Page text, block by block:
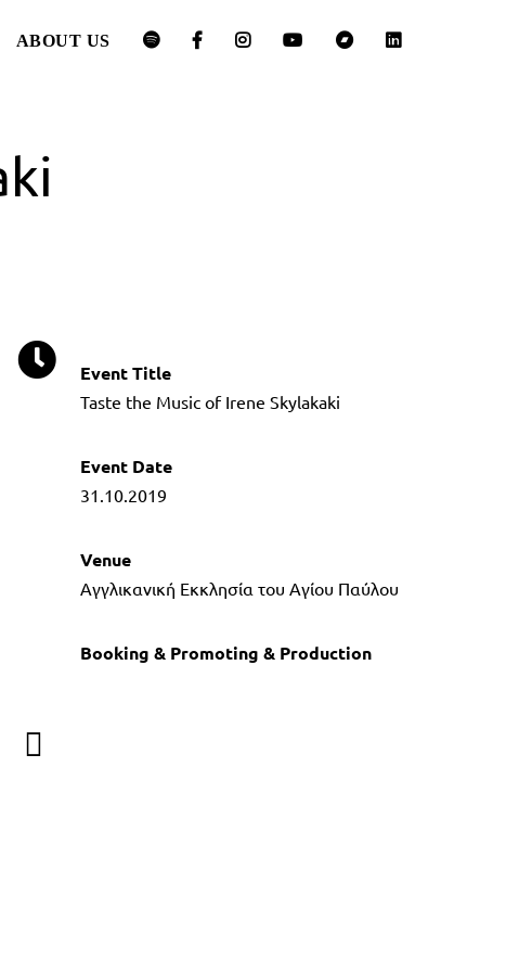
ABOUT US
Event Title
Taste the Music of Irene Skylakaki
Event Date
31.10.2019
Venue
Αγγλικανική Εκκλησία του Αγίου Παύλου
Booking & Promoting & Production